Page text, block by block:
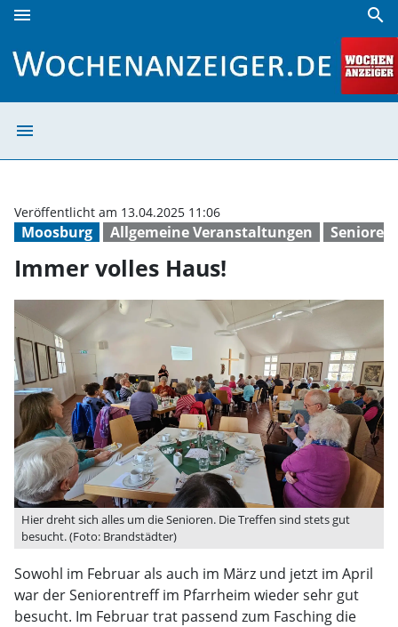
menu search
menu
Moosburg Allgemeine Veranstaltungen Senioren
Veröffentlicht am 13.04.2025 11:06
Immer volles Haus!
Hier dreht sich alles um die Senioren. Die Treffen sind stets gut
besucht. (Foto: Brandstädter)
Sowohl im Februar als auch im März und jetzt im April
war der Seniorentreff im Pfarrheim wieder sehr gut
besucht. Im Februar trat passend zum Fasching die